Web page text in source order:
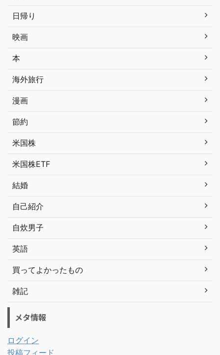
日帰り
映画
本
海外旅行
漫画
節約
米国株
米国株ETF
結婚
自己紹介
自炊男子
英語
買ってよかったもの
雑記
メタ情報
ログイン
投稿フィード